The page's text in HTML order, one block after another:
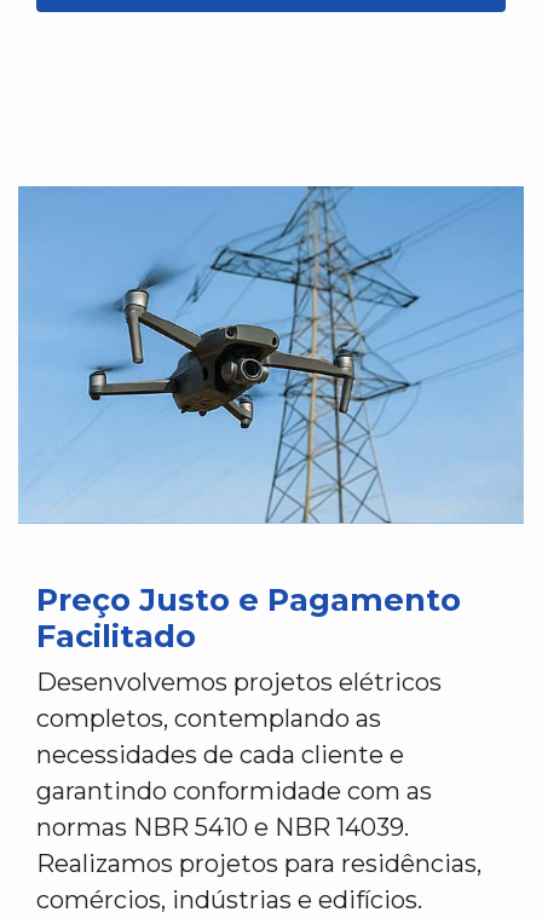
Preço Justo e Pagamento
Facilitado
Desenvolvemos projetos elétricos
completos, contemplando as
necessidades de cada cliente e
garantindo conformidade com as
normas NBR 5410 e NBR 14039.
Realizamos projetos para residências,
comércios, indústrias e edifícios.